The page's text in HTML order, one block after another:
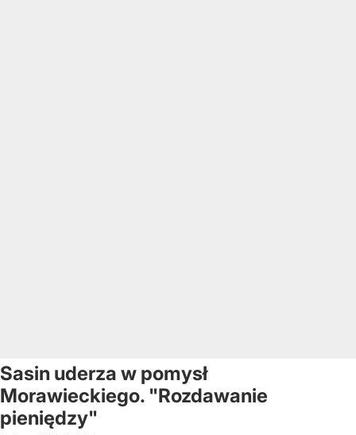
Sasin uderza w pomysł
Morawieckiego. "Rozdawanie
pieniędzy"